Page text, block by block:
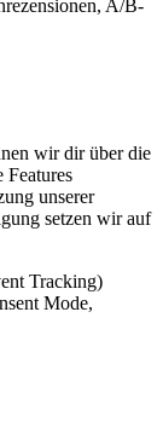
A/B-
wir dir über die
Features
unserer
setzen wir auf
Tracking)
Mode,